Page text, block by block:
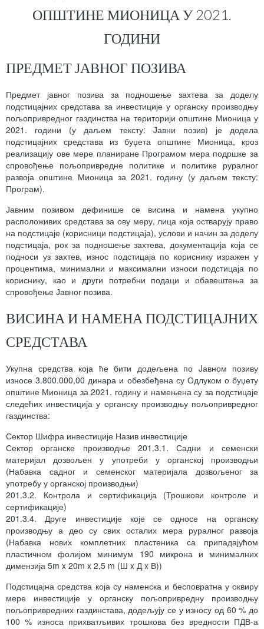
ОПШТИНЕ МИОНИЦА У 2021.
ГОДИНИ
ПРЕДМЕТ ЈАВНОГ ПОЗИВА
Предмет јавног позива за подношење захтева за доделу
подстицајних средстава за инвестиције у органску производњу
пољопривредног газдинства на територији општине Мионица у
2021. години (у даљем тексту: Јавни позив) је додела
подстицајних средстава из буџета општине Мионица, кроз
реализацију ове мере планиране Програмом мера подршке за
спровођење пољопривредне политике и политике руралног
развоја општине Мионица за 2021. годину (у даљем тексту:
Програм).
Јавним позивом дефинише се висина и намена укупно
расположивих средстава за ову меру, лица која остварују право
на подстицаје (корисници подстицаја), услови и начин за доделу
подстицаја, рок за подношење захтева, документација која се
подноси уз захтев, износ подстицаја по кориснику изражен у
процентима, минимални и максимални износи подстицаја по
кориснику, као и други потребни подаци и обавештења за
спровођење Јавног позива.
ВИСИНА И НАМЕНА ПОДСТИЦАЈНИХ
СРЕДСТАВА
Укупна средства која ће бити додељена по Jавном позиву
износе 3.800.000,00 динара и обезбеђена су Одлуком о буџету
општине Мионица за 2021. годину и намењена су за подстицаје
следећих инвестиција у органску производњу пољопривредног
газдинства:
Сектор Шифра инвестиције Назив инвестиције
Сектор органске производње 201.3.1. Садни и семенски
материјал дозвољен у употреби у органској производњи
(Набавка садног и семенског материјала дозвољеног за
употребу у органској производњи)
201.3.2. Контрола и сертификација (Трошкови контроле и
сертификације)
201.3.4. Друге инвестиције које се односе на органску
производњу а део су свих осталих мера руралног развоја
(Набавка нових комплетних пластеника са припадајућом
пластичном фолијом минимум 190 микрона и минималних
димензија 5m x 20m x 2,5 m (Ш x Д x В))
Подстицајна средства која су наменска и бесповратна у оквиру
мере инвестиције у органску пољопривредну производњу
пољопривредних газдинстава, додељују се у износу од 60 % до
100 % износа прихватљивих трошкова без вредности ПДВ-а